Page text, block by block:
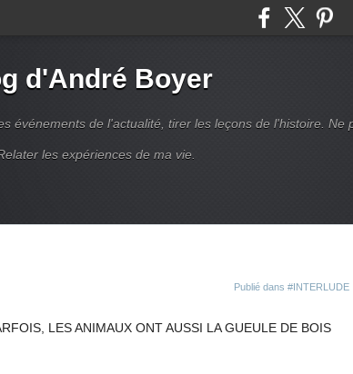
d'André Boyer
événements de l'actualité, tirer les leçons de l'histoire. Ne
les expériences de ma vie.
Publié dans #INTERLUDE
LES ANIMAUX ONT AUSSI LA GUEULE DE BOIS